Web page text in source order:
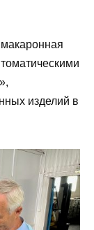
изделий в